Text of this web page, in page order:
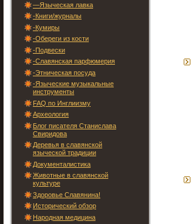
—Языческая лавка
-Книги/журналы
-Кумиры
-Обереги из кости
-Подвески
-Славянская парфюмерия
-Этническая посуда
-Языческие музыкальные
инструменты
FAQ по Инглиизму
Археология
Блог писателя Станислава
Свиридова
Деревья в славянской
языческой традиции
Документалистика
Животные в славянской
культуре
Здоровье Славянина!
Исторический обзор
Народная медицина